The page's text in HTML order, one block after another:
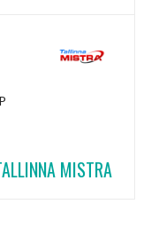
MISTRA